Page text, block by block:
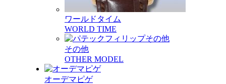
ワールドタイム
WORLD TIME
その他
OTHER MODEL
オーデマピゲ